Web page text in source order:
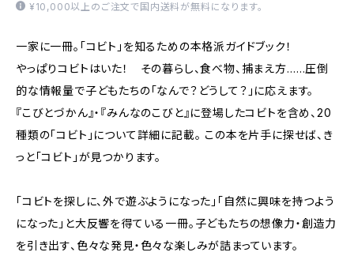
¥10,000以上のご注文で国内送料が無料になります。
一家に一冊。「コビト」を知るための本格派ガイドブック！
やっぱりコビトはいた！ その暮らし、食べ物、捕まえ方……圧倒
的な情報量で子どもたちの「なんで？どうして？」に応えます。
『こびとづかん』・『みんなのこびと』に登場したコビトを含め、20
種類の「コビト」について詳細に記載。 この本を片手に探せば、き
っと「コビト」が見つかります。
「コビトを探しに、外で遊ぶようになった」「自然に興味を持つよう
になった」と大反響を得ている一冊。子どもたちの想像力・創造力
を引き出す、色々な発見・色々な楽しみが詰まっています。